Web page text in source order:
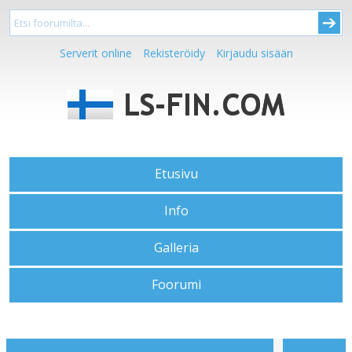
Serverit online Rekisteröidy Kirjaudu sisään
Etusivu
Info
Galleria
Foorumi